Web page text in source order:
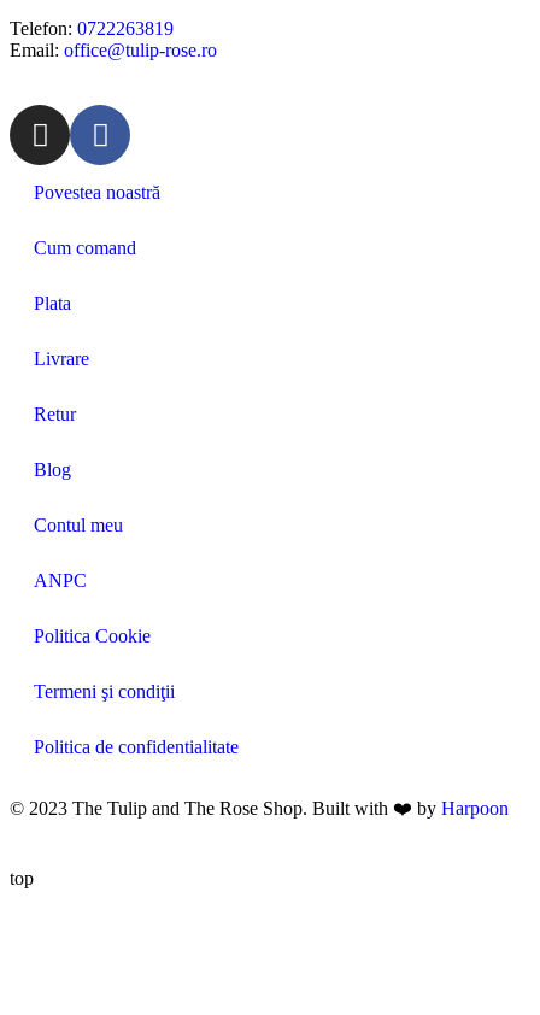
Telefon: 0722263819
Email: office@tulip-rose.ro
Povestea noastră
Cum comand
Plata
Livrare
Retur
Blog
Contul meu
ANPC
Politica Cookie
Termeni şi condiţii
Politica de confidentialitate
© 2023 The Tulip and The Rose Shop. Built with ❤️ by Harpoon
top